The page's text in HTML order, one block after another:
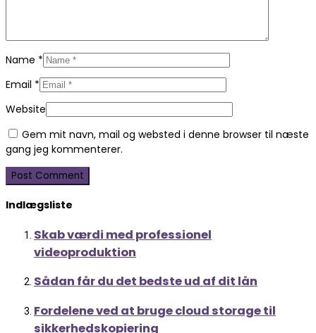
Name *
Email *
Website
Gem mit navn, mail og websted i denne browser til næste
gang jeg kommenterer.
Indlægsliste
Skab værdi med professionel
videoproduktion
Sådan får du det bedste ud af dit lån
Fordelene ved at bruge cloud storage til
sikkerhedskopiering